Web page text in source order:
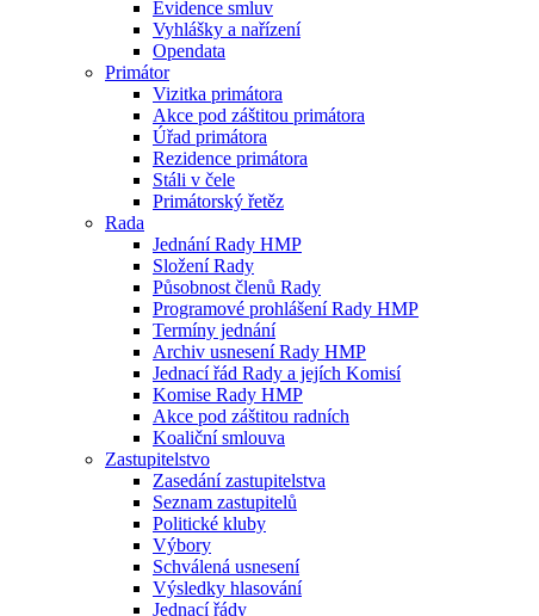
Evidence smluv
Vyhlášky a nařízení
Opendata
Primátor
Vizitka primátora
Akce pod záštitou primátora
Úřad primátora
Rezidence primátora
Stáli v čele
Primátorský řetěz
Rada
Jednání Rady HMP
Složení Rady
Působnost členů Rady
Programové prohlášení Rady HMP
Termíny jednání
Archiv usnesení Rady HMP
Jednací řád Rady a jejích Komisí
Komise Rady HMP
Akce pod záštitou radních
Koaliční smlouva
Zastupitelstvo
Zasedání zastupitelstva
Seznam zastupitelů
Politické kluby
Výbory
Schválená usnesení
Výsledky hlasování
Jednací řády